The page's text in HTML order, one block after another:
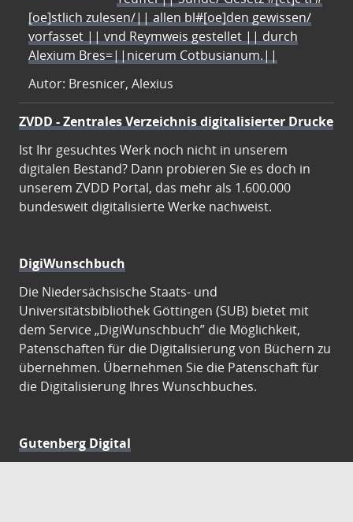
[oe]stlich zulesen/|| allen bl#[oe]den gewissen/
vorfasset || vnd Reymweis gestellet || durch
Alexium Bres=||nicerum Cotbusianum.||
Autor: Bresnicer, Alexius
ZVDD - Zentrales Verzeichnis digitalisierter Drucke
Ist Ihr gesuchtes Werk noch nicht in unserem
digitalen Bestand? Dann probieren Sie es doch in
unserem ZVDD Portal, das mehr als 1.600.000
bundesweit digitalisierte Werke nachweist.
DigiWunschbuch
Die Niedersächsische Staats- und
Universitätsbibliothek Göttingen (SUB) bietet mit
dem Service „DigiWunschbuch” die Möglichkeit,
Patenschaften für die Digitalisierung von Büchern zu
übernehmen. Übernehmen Sie die Patenschaft für
die Digitalisierung Ihres Wunschbuches.
Gutenberg Digital